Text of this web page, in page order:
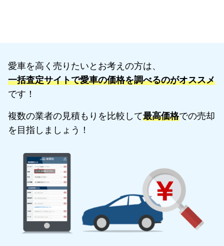
愛車を高く売りたいとお考えの方は、
一括査定サイトで愛車の価格を調べるのがオススメ
です！
複数の業者の見積もりを比較して最高価格での売却
を目指しましょう！